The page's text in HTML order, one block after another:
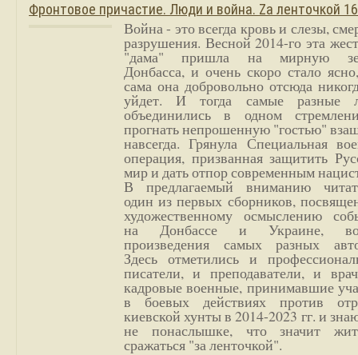
Фронтовое причастие. Люди и война. Zа ленточкой
Война - это всегда кровь и слезы,
разрушения. Весной 2014-го эта
"дама" пришла на мирную
Донбасса, и очень скоро стало
сама она добровольно отсюда
уйдет. И тогда самые разные
объединились в одном
прогнать непрошенную "гостью"
навсегда. Грянула Специальная
операция, призванная защитить
мир и дать отпор современным
В предлагаемый вниманию
один из первых сборников,
художественному осмыслению
на Донбассе и Украине,
произведения самых разных
Здесь отметились и
писатели, и преподаватели, и
кадровые военные, принимавшие
в боевых действиях против
киевской хунты в 2014-2023 гг. и
не понаслышке, что значит
сражаться "за ленточкой".